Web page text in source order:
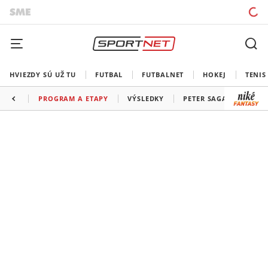
HVIEZDY SÚ UŽ TU FUTBAL FUTBALNET HOKEJ TENIS
PROGRAM A ETAPY VÝSLEDKY PETER SAGAN